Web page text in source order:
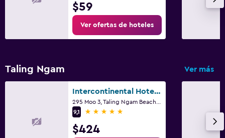
$59
Ver ofertas de hoteles
Taling Ngam Ver más
Intercontinental Hotels Koh Samui Resort By IHG
9,1
5 estrellas
$424